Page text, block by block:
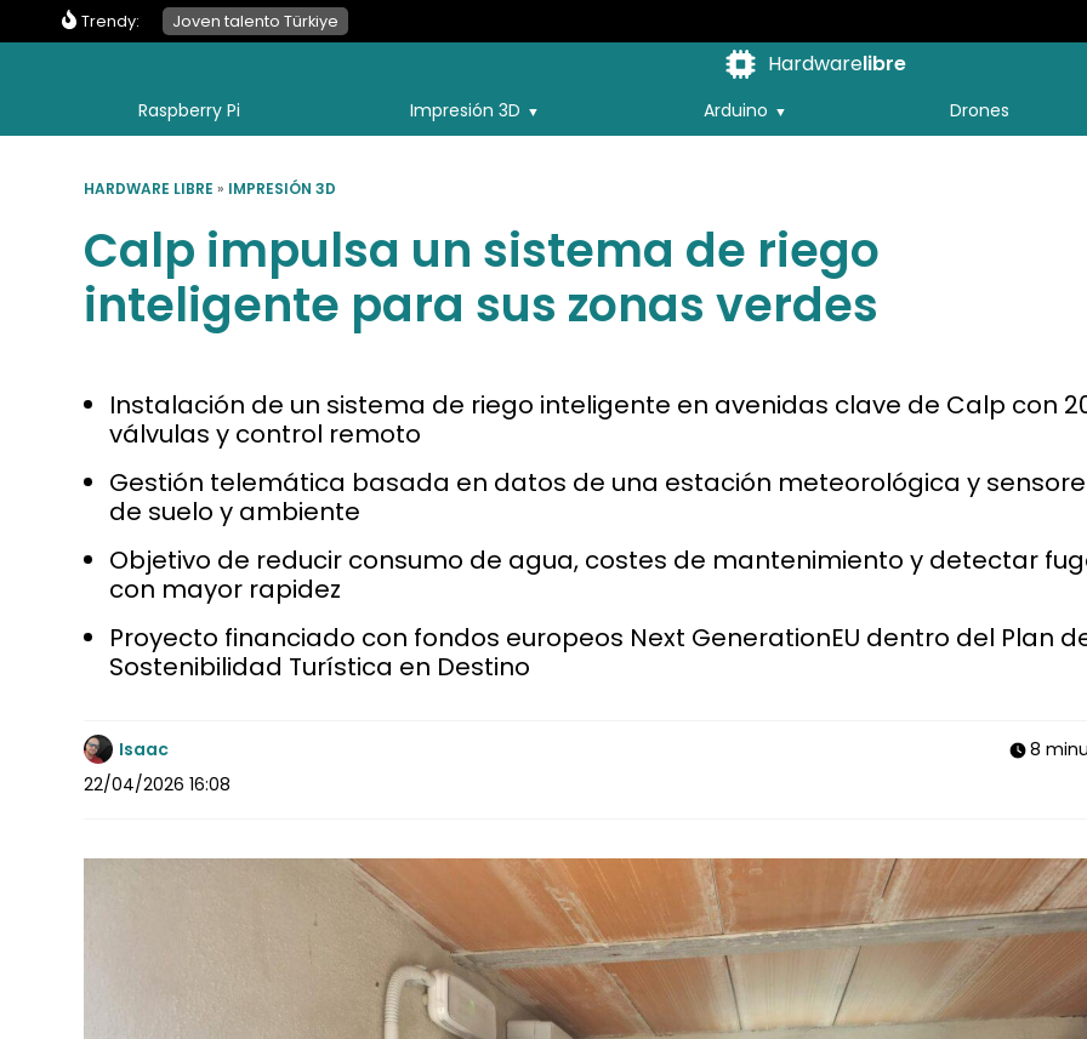
Hardwarelibre
Raspberry Pi Impresión 3D Arduino Drones
Trendy: Joven talento Türkiye
HARDWARE LIBRE » IMPRESIÓN 3D
Calp impulsa un sistema de riego
inteligente para sus zonas verdes
Instalación de un sistema de riego inteligente en avenidas clave de Calp con
válvulas y control remoto
Gestión telemática basada en datos de una estación meteorológica y
de suelo y ambiente
Objetivo de reducir consumo de agua, costes de mantenimiento y detectar
con mayor rapidez
Proyecto financiado con fondos europeos Next GenerationEU dentro del Plan
Sostenibilidad Turística en Destino
Isaac
22/04/2026 16:08
8